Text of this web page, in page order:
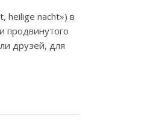
heilige nacht») в
продвинутого
друзей, для